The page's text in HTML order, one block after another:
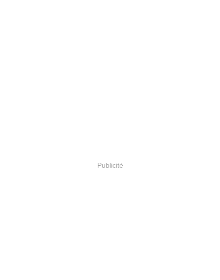
Publicité